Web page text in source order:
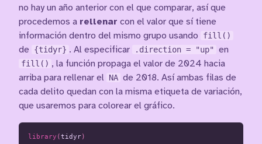
no hay un año anterior con el que comparar, así que
procedemos a rellenar con el valor que sí tiene
información dentro del mismo grupo usando
fill()
de {tidyr} . Al especificar .direction = "up" en
fill() , la función propaga el valor de 2024 hacia
arriba para rellenar el NA de 2018. Así ambas filas de
cada delito quedan con la misma etiqueta de variación,
que usaremos para colorear el gráfico.
library (tidyr)